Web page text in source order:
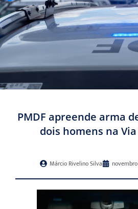
PMDF apreende arma
dois homens na
Márcio Rivelino Silva